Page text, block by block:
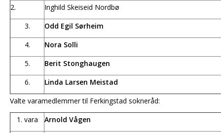
2.
Inghild Skeiseid Nordbø
3.
Odd Egil Sørheim
4.
Nora Solli
5.
Berit Stonghaugen
6.
Linda Larsen Meistad
Valte varamedlemmer til Ferkingstad sokneråd:
1. vara
Arnold Vågen